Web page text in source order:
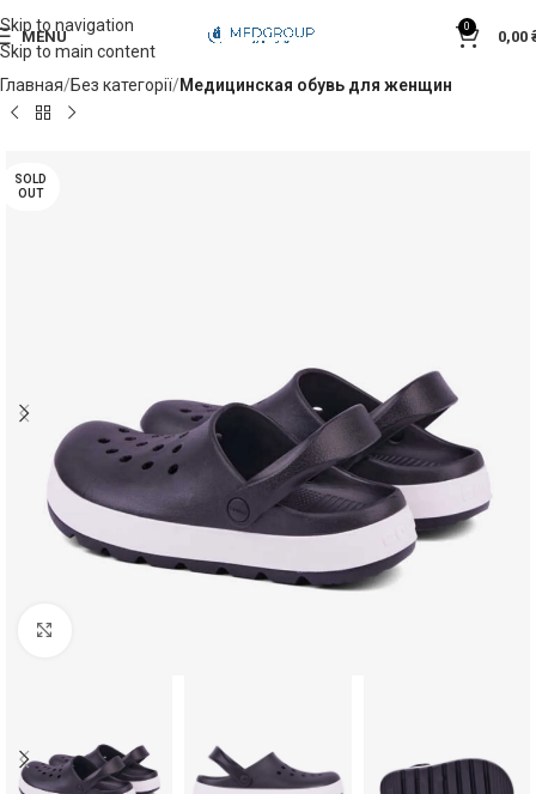
Skip to navigation
Skip to main content
MENU
0
0,00
Главная Без категорії Медицинская обувь для женщин
SOLD
OUT